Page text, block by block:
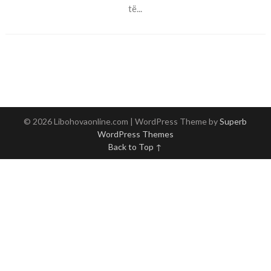
të...
© 2026 Libohovaonline.com | WordPress Theme bySuperb
WordPress Themes
Back to Top ↑